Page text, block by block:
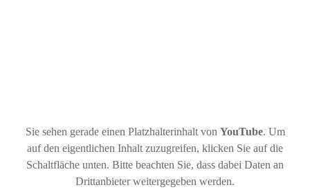
Sie sehen gerade einen Platzhalterinhalt von YouTube. Um
auf den eigentlichen Inhalt zuzugreifen, klicken Sie auf die
Schaltfläche unten. Bitte beachten Sie, dass dabei Daten an
Drittanbieter weitergegeben werden.